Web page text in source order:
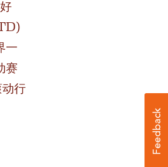
一
赛
行